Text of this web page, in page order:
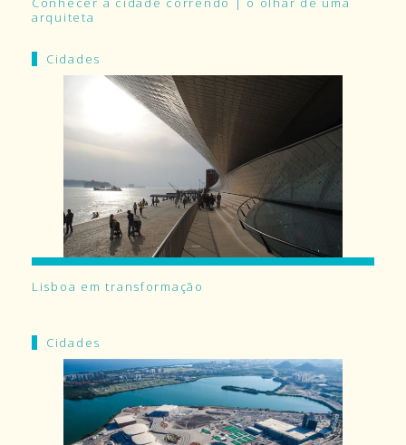
arquiteta
Cidades
Lisboa em transformação
Cidades